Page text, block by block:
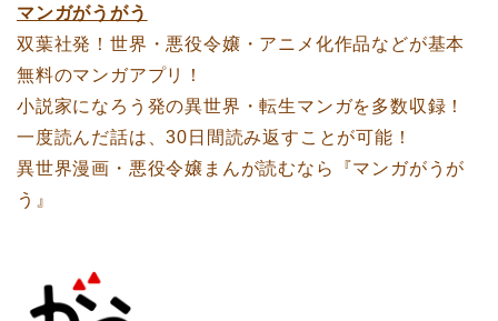
マンガがうがう
双葉社発！世界・悪役令嬢・アニメ化作品などが基本
無料のマンガアプリ！
小説家になろう発の異世界・転生マンガを多数収録！
一度読んだ話は、30日間読み返すことが可能！
異世界漫画・悪役令嬢まんが読むなら『マンガがうが
う』